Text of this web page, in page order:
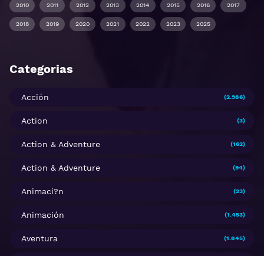
2010 2011 2012 2013 2014 2015 2016 2017
2018 2019 2020 2021 2022 2023 2025
Categorias
Acción (2.986)
Action (3)
Action & Adventure (162)
Action & Adventure (94)
Animaci?n (23)
Animación (1.453)
Aventura (1.845)